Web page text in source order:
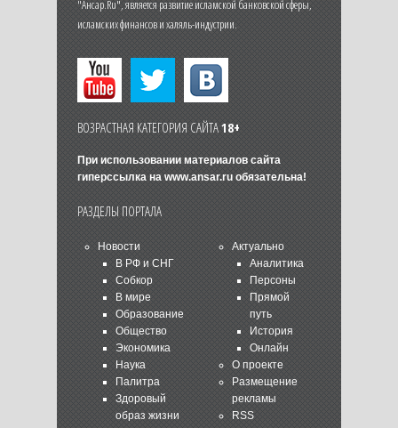
"Ансар.Ru", является развитие исламской банковской сферы,
исламских финансов и халяль-индустрии.
ВОЗРАСТНАЯ КАТЕГОРИЯ САЙТА18+
При использовании материалов сайта
гиперссылка на www.ansar.ruобязательна!
РАЗДЕЛЫ ПОРТАЛА
Новости
В РФ и СНГ
Собкор
В мире
Образование
Общество
Экономика
Наука
Палитра
Здоровый
образ жизни
Актуально
Аналитика
Персоны
Прямой
путь
История
Онлайн
О проекте
Размещение
рекламы
RSS